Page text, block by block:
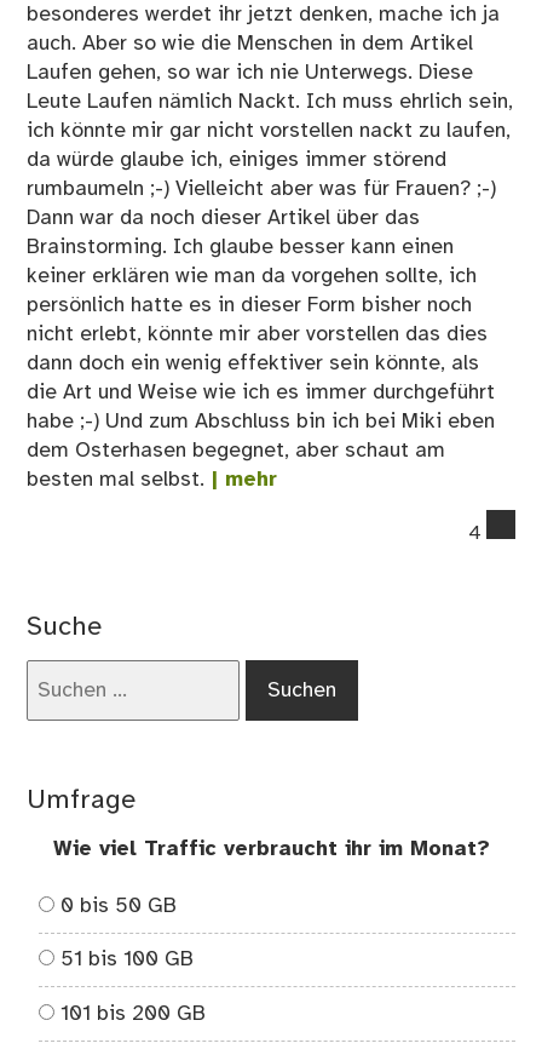
besonderes werdet ihr jetzt denken, mache ich ja
auch. Aber so wie die Menschen in dem Artikel
Laufen gehen, so war ich nie Unterwegs. Diese
Leute Laufen nämlich Nackt. Ich muss ehrlich sein,
ich könnte mir gar nicht vorstellen nackt zu laufen,
da würde glaube ich, einiges immer störend
rumbaumeln ;-) Vielleicht aber was für Frauen? ;-)
Dann war da noch dieser Artikel über das
Brainstorming. Ich glaube besser kann einen
keiner erklären wie man da vorgehen sollte, ich
persönlich hatte es in dieser Form bisher noch
nicht erlebt, könnte mir aber vorstellen das dies
dann doch ein wenig effektiver sein könnte, als
die Art und Weise wie ich es immer durchgeführt
habe ;-) Und zum Abschluss bin ich bei Miki eben
dem Osterhasen begegnet, aber schaut am
besten mal selbst. | mehr
4
Suche
Umfrage
Wie viel Traffic verbraucht ihr im Monat?
0 bis 50 GB
51 bis 100 GB
101 bis 200 GB